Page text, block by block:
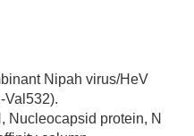
Nipah virus/HeV
Val532).
Nucleocapsid protein, N